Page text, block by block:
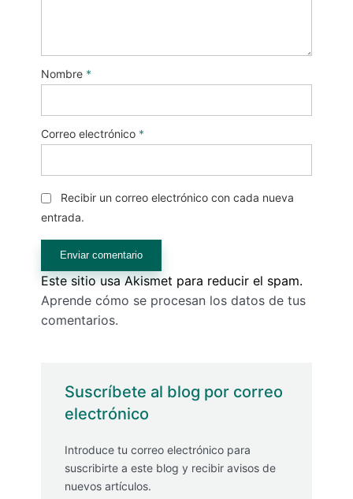
Suscríbete al blog por correo
electrónico
Introduce tu correo electrónico para
suscribirte a este blog y recibir avisos de
nuevos artículos.
Nombre *
Correo electrónico *
Recibir un correo electrónico con cada nueva
entrada.
Este sitio usa Akismet para reducir el spam.
Aprende cómo se procesan los datos de tus
comentarios.